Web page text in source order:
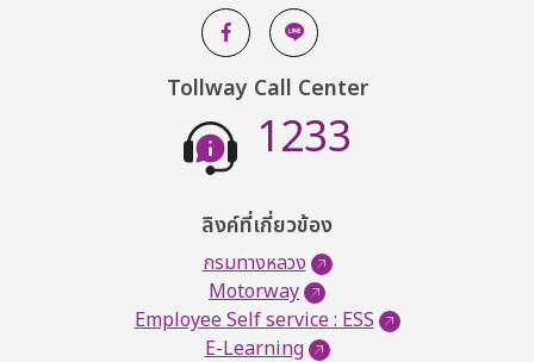
Tollway Call Center
1233
ลิงค์ที่เกี่ยวข้อง
กรมทางหลวง
Motorway
Employee Self service : ESS
E-Learning